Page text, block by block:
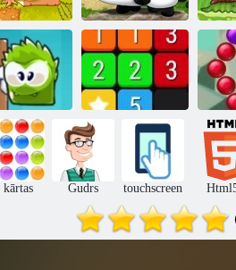
un Ieva 3 pandas
kaste
Apvienot
kārtas Gudrs touchscreen